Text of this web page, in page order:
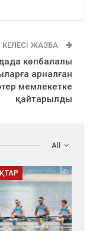
КЕЛЕСІ ЖАЗБА
көпбалалы
арналған
мемлекетке
қайтарылды
All